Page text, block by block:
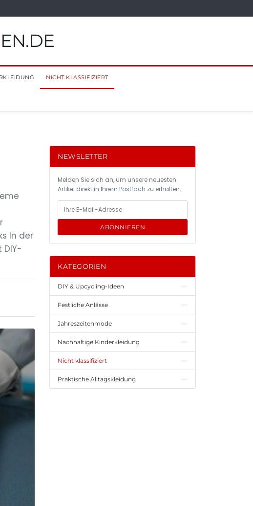
NICHT KLASSIFIZIERT
In der
NEWSLETTER
Melden Sie sich an, um unsere neuesten
Artikel direkt in Ihrem Postfach zu erhalten.
ABONNIEREN
KATEGORIEN
DIY & Upcycling-Ideen
Festliche Anlässe
Jahreszeitenmode
Nachhaltige Kinderkleidung
Nicht klassifiziert
Praktische Alltagskleidung